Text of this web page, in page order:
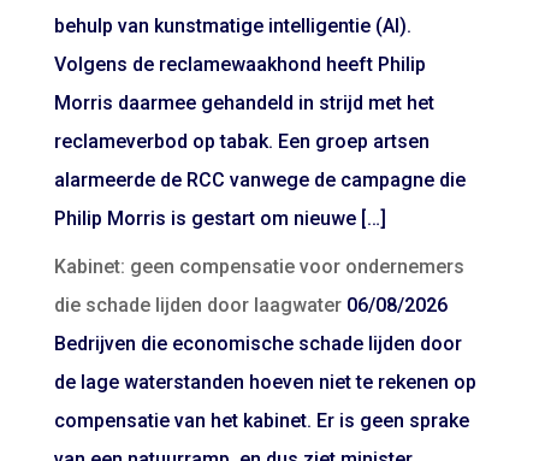
behulp van kunstmatige intelligentie (AI).
Volgens de reclamewaakhond heeft Philip
Morris daarmee gehandeld in strijd met het
reclameverbod op tabak. Een groep artsen
alarmeerde de RCC vanwege de campagne die
Philip Morris is gestart om nieuwe […]
Kabinet: geen compensatie voor ondernemers
die schade lijden door laagwater 06/08/2026
Bedrijven die economische schade lijden door
de lage waterstanden hoeven niet te rekenen op
compensatie van het kabinet. Er is geen sprake